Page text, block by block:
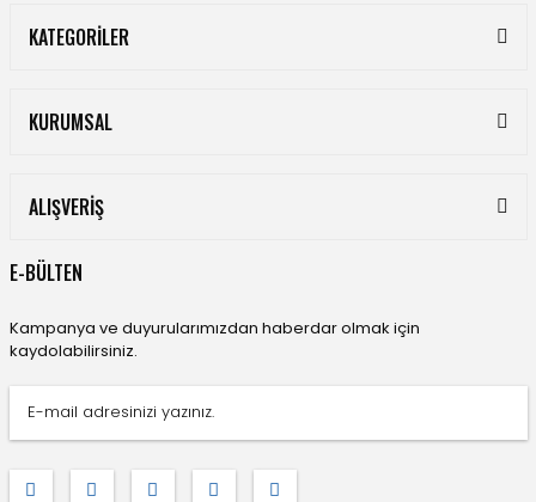
KATEGORİLER
KURUMSAL
ALIŞVERİŞ
E-BÜLTEN
Kampanya ve duyurularımızdan haberdar olmak için
kaydolabilirsiniz.